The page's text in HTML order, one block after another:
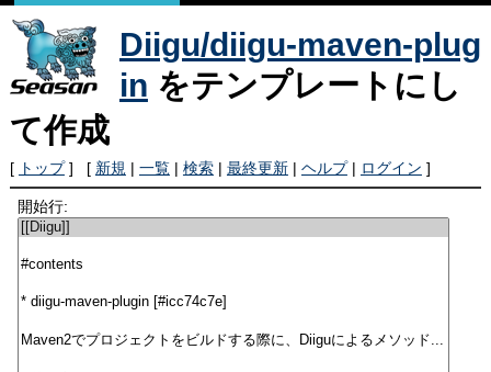
Diigu/diigu-maven-plug
in をテンプレートにし
て作成
[ トップ] [ 新規 | 一覧| 検索| 最終更新| ヘルプ| ログイン ]
開始行: